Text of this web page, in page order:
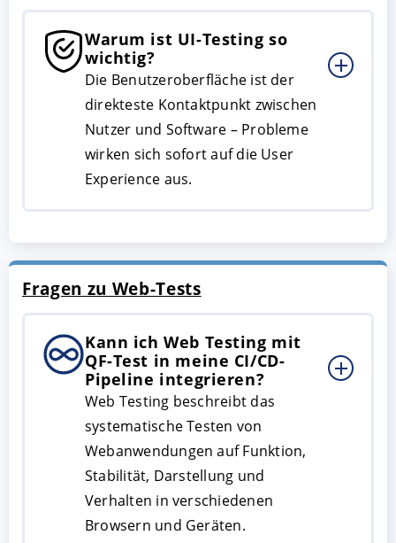
Warum ist UI-Testing so
wichtig?
Die Benutzeroberfläche ist der
direkteste Kontaktpunkt zwischen
Nutzer und Software – Probleme
wirken sich sofort auf die User
Experience aus.
Fragen zu Web-Tests
Kann ich Web Testing mit
QF-Test in meine CI/CD-
Pipeline integrieren?
Web Testing beschreibt das
systematische Testen von
Webanwendungen auf Funktion,
Stabilität, Darstellung und
Verhalten in verschiedenen
Browsern und Geräten.